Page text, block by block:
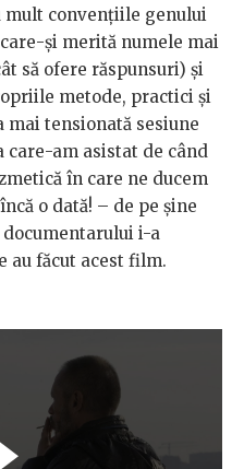
mult convențiile genului
și merită numele mai
să ofere răspunsuri) și
metode, practici și
mai tensionată sesiune
care-am asistat de când
în care ne ducem
o dată! – de pe șine
i-a
au făcut acest film.